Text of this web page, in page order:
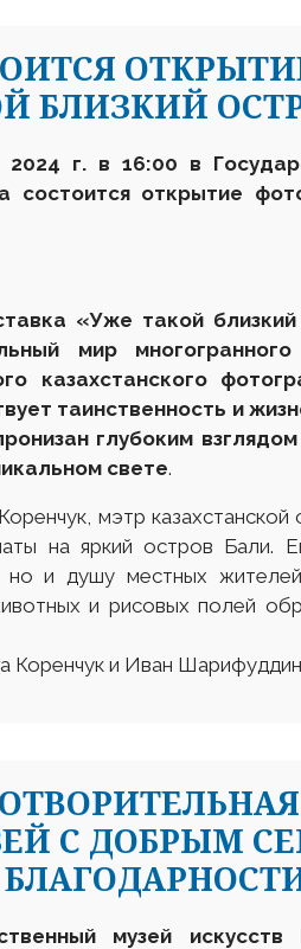
БЛИЗКИЙ
2024 г. в 16:00 в
состоится открытие
«Уже такой
мир
казахстанского
таинственность и
глубоким
свете.
мэтр
на яркий остров Бали.
но и душу местных
и рисовых полей
Коренчук и Иван
С ДОБРЫМ
музей